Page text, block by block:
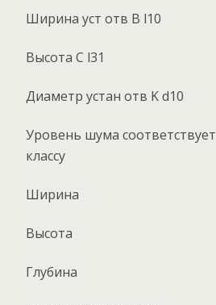
Ширина уст отв B l10
Высота C l31
Диаметр устан отв K d10
Уровень шума соответствует
классу
Ширина
Высота
Глубина